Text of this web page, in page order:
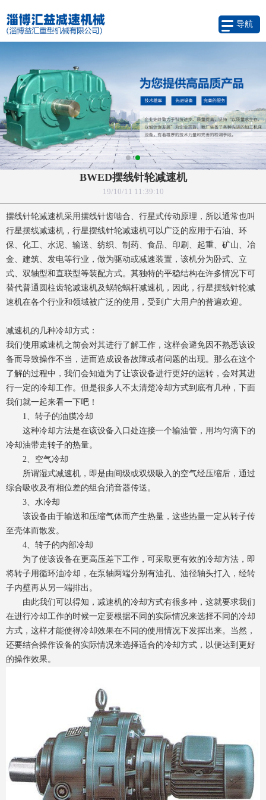
导航
BWED摆线针轮减速机
19/10/11 11:39:10
摆线针轮减速机采用摆线针齿啮合、行星式传动原理，所以通常也叫
行星摆线减速机，行星摆线针轮减速机可以广泛的应用于石油、环
保、化工、水泥、输送、纺织、制药、食品、印刷、起重、矿山、冶
金、建筑、发电等行业，做为驱动或减速装置，该机分为卧式、立
式、双轴型和直联型等装配方式。其独特的平稳结构在许多情况下可
替代普通圆柱齿轮减速机及蜗轮蜗杆减速机，因此，行星摆线针轮减
速机在各个行业和领域被广泛的使用，受到广大用户的普遍欢迎。
减速机的几种冷却方式：
我们使用减速机之前会对其进行了解工作，这样会避免因不熟悉该设
备而导致操作不当，进而造成设备故障或者问题的出现。那么在这个
了解的过程中，我们会知道为了让该设备进行更好的运转，会对其进
行一定的冷却工作。但是很多人不太清楚冷却方式到底有几种，下面
我们就一起来看一下吧！
1、转子的油膜冷却
这种冷却方法是在该设备入口处连接一个输油管，用均匀滴下的
冷却油带走转子的热量。
2、空气冷却
所谓湿式减速机，即是由间级或双级吸入的空气经压缩后，通过
综合吸收及有相位差的组合消音器传送。
3、水冷却
该设备由于输送和压缩气体而产生热量，这些热量一定从转子传
至壳体而散发。
4、转子的内部冷却
为了使该设备在更高压差下工作，可采取更有效的冷却方法，即
将转子用循环油冷却，在泵轴两端分别有油孔、油径轴头打入，经转
子内壁再从另一端排出。
由此我们可以得知，减速机的冷却方式有很多种，这就要求我们
在进行冷却工作的时候一定要根据不同的实际情况来选择不同的冷却
方式，这样才能使得冷却效果在不同的使用情况下发挥出来。当然，
还要结合操作设备的实际情况来选择适合的冷却方式，以便达到更好
的操作效果。